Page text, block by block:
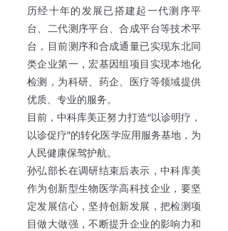
历经十年的发展已搭建起一代测序平
台、二代测序平台、合成平台等技术平
台，目前测序和合成通量已实现东北同
类企业第一，宏基因组项目实现本地化
检测，为科研、药企、医疗等领域提供
优质、专业的服务。
目前，中科库美正努力打造“以诊明疗，
以诊促疗”的转化医学应用服务基地，为
人民健康保驾护航。
孙弘部长在调研结束后表示，中科库美
作为创新型生物医学高科技企业，要坚
定发展信心，坚持创新发展，把检测项
目做大做强，不断提升企业的影响力和